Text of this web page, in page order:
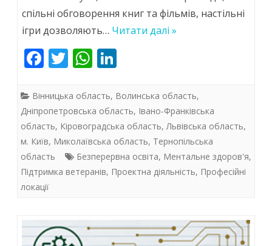
—
для
тих,
повертається
війни
(ч.
спільні обговорення книг та фільмів, настільні
ігри дозволяють… Читати далі »
F
e
b
o
o
k
T
itt
er
W
at
s
A
p
p
k
e
dI
n
Вінницька область, Волинська область,
Дніпропетровська область, Івано-Франківська
область, Кіровоградська область, Львівська область,
м. Київ, Миколаївська область, Тернопільська
область
Безперервна освіта, Ментальне здоров'я,
Підтримка ветеранів, Проектна діяльність, Професійні
локації